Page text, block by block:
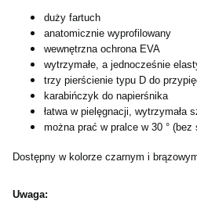
duży fartuch
anatomicznie wyprofilowany
wewnętrzna ochrona EVA
wytrzymałe, a jednocześnie
trzy pierścienie typu D do
karabińczyk do napierśnika
łatwa w pielęgnacji, wytrzymała
można prać w pralce w 30 ° (bez
Dostępny w kolorze czarnym i
Uwaga: